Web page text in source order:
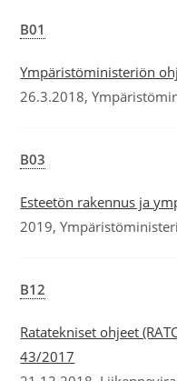
B01
Ympäristöministeriön
26.3.2018,
B03
Esteetön rakennus ja
2019,
B12
Ratatekniset ohjeet
43/2017